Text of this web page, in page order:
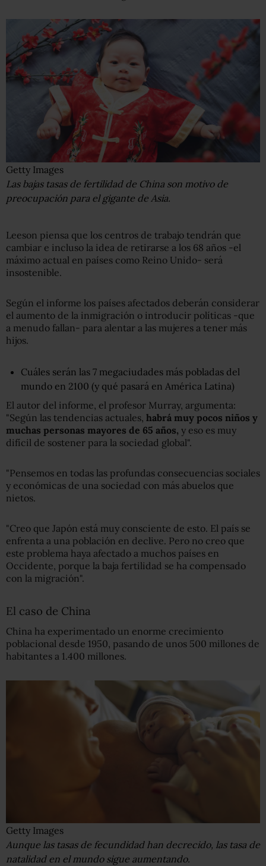
Getty Images
Las bajas tasas de fertilidad de China son motivo de
preocupación para el gigante de Asia.
Leeson piensa que los centros de trabajo tendrán que
cambiar e incluso la idea de retirarse a los 68 años -el
máximo actual en países como Reino Unido- será
insostenible.
Según el informe los países afectados deberán considerar
el aumento de la inmigración o introducir políticas -que
a menudo fallan- para alentar a las mujeres a tener más
hijos.
Cuáles serán las 7 megaciudades más pobladas del
mundo en 2100 (y qué pasará en América Latina)
El autor del informe, el profesor Murray, argumenta:
"Según las tendencias actuales, habrá muy pocos niños y
muchas personas mayores de 65 años, y eso es muy
difícil de sostener para la sociedad global".
"Pensemos en todas las profundas consecuencias sociales
y económicas de una sociedad con más abuelos que
nietos.
"Creo que Japón está muy consciente de esto. El país se
enfrenta a una población en declive. Pero no creo que
este problema haya afectado a muchos países en
Occidente, porque la baja fertilidad se ha compensado
con la migración".
El caso de China
China ha experimentado un enorme crecimiento
poblacional desde 1950, pasando de unos 500 millones de
habitantes a 1.400 millones.
Getty Images
Aunque las tasas de fecundidad han decrecido, las tasa de
natalidad en el mundo sigue aumentando.